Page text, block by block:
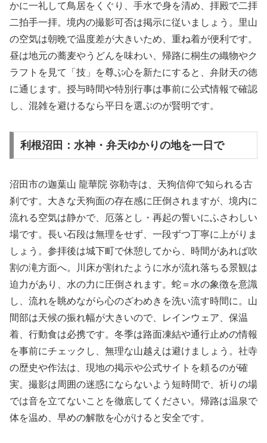
かに一礼して鳥居をくぐり、手水で身を清め、拝殿で二拝
二拍手一拝。境内の撮影可否は掲示に従いましょう。里山
の空気は朝晩で温度差が大きいため、重ね着が便利です。
昼は地元の蕎麦やうどんを味わい、帰路に桐生の織物やク
ラフトを見て「技」を尊ぶ心を新たにすると、弁財天の徳
に通じます。授与時間や特別行事は事前に公式情報で確認
し、混雑を避けるなら平日を選ぶのが賢明です。
利根沼田：水神・弁天ゆかりの地を一日で
沼田市の迦葉山 龍華院 弥勒寺は、天狗信仰で知られる古
刹です。大きな天狗面の存在感に圧倒されますが、境内に
流れる空気は静かで、厄落とし・再起の誓いにふさわしい
場です。長い石段は無理をせず、一段ずつ丁寧に上がりま
しょう。参拝後は城下町で休憩してから、時間があれば吹
割の滝方面へ。川床が割れたように水が流れ落ちる景観は
迫力があり、水の力に圧倒されます。蛇＝水の象徴を意識
し、流れを眺めながら心のざわめきを洗い流す時間に。山
間部は天候の振れ幅が大きいので、レインウェア、保温
着、行動食は必携です。冬季は路面凍結や通行止めの情報
を事前にチェックし、無理な山越えは避けましょう。社寺
の歴史や作法は、現地の掲示や公式サイトを頼るのが確
実。撮影は周囲の迷惑にならないよう短時間で、祈りの場
では音を立てないことを徹底してください。帰路は温泉で
体を温め、早めの解散を心がけると安全です。